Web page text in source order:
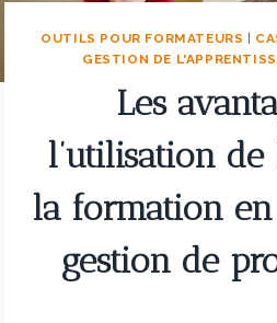
OUTILS POUR FORMATEURS |
GESTION DE
Les
l’utilisation
la formation
gestion de